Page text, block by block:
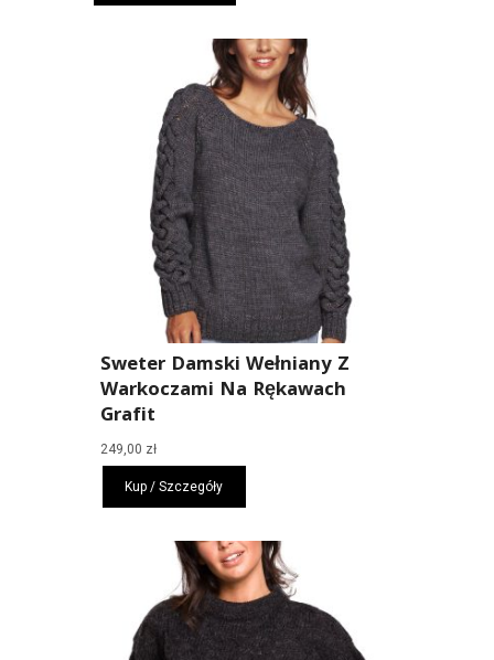
Sweter Damski Wełniany Z
Warkoczami Na Rękawach
Grafit
249,00 zł
Kup / Szczegóły